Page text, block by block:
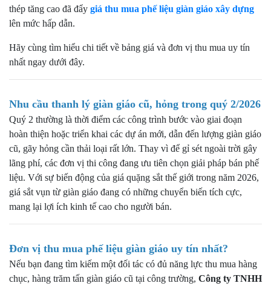
thép tăng cao đã đẩy giá thu mua phế liệu giàn giáo xây dựng
lên mức hấp dẫn.
Hãy cùng tìm hiểu chi tiết về bảng giá và đơn vị thu mua uy tín
nhất ngay dưới đây.
Nhu cầu thanh lý giàn giáo cũ, hỏng trong quý 2/2026
Quý 2 thường là thời điểm các công trình bước vào giai đoạn
hoàn thiện hoặc triển khai các dự án mới, dẫn đến lượng giàn giáo
cũ, gãy hỏng cần thải loại rất lớn. Thay vì để gỉ sét ngoài trời gây
lãng phí, các đơn vị thi công đang ưu tiên chọn giải pháp bán phế
liệu. Với sự biến động của giá quặng sắt thế giới trong năm 2026,
giá sắt vụn từ giàn giáo đang có những chuyển biến tích cực,
mang lại lợi ích kinh tế cao cho người bán.
Đơn vị thu mua phế liệu giàn giáo uy tín nhất?
Nếu bạn đang tìm kiếm một đối tác có đủ năng lực thu mua hàng
chục, hàng trăm tấn giàn giáo cũ tại công trường, Công ty TNHH